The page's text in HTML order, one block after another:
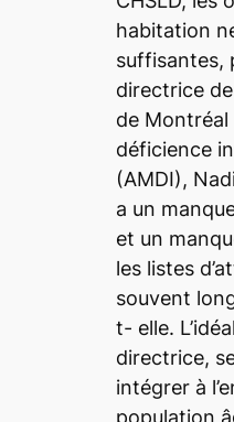
habitation
suffisantes,
directrice de
de Montréal
déficience
(AMDI),
a un
et un
les listes
souvent
t- elle.
directrice,
intégrer à